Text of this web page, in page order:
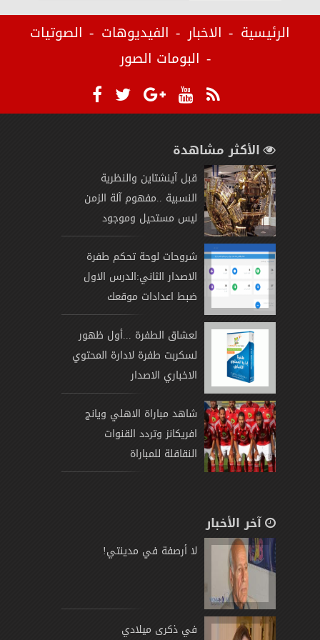
الرئيسية الاخبار الفيديوهات
الصوتيات
البومات الصور
الأكثر مشاهدة
قبل آينشتاين والنظرية
النسبية ..مفهوم آلة الزمن
ليس مستحيل وموجود
شروحات لوحة تحكم طفرة
الاصدار الثاني:الدرس الاول
ضبط اعدادات موقعك
لعشاق الطفرة ...أول ظهور
لسكربت طفرة لادارة المحتوي
الاخباري الاصدار
شاهد مباراة الاهلي ويانج
افريكانز وتردد القنوات
النقاقلة للمباراة
آخر الأخبار
لا أرصفة في مدينتي!
في ذكرى ميلادي